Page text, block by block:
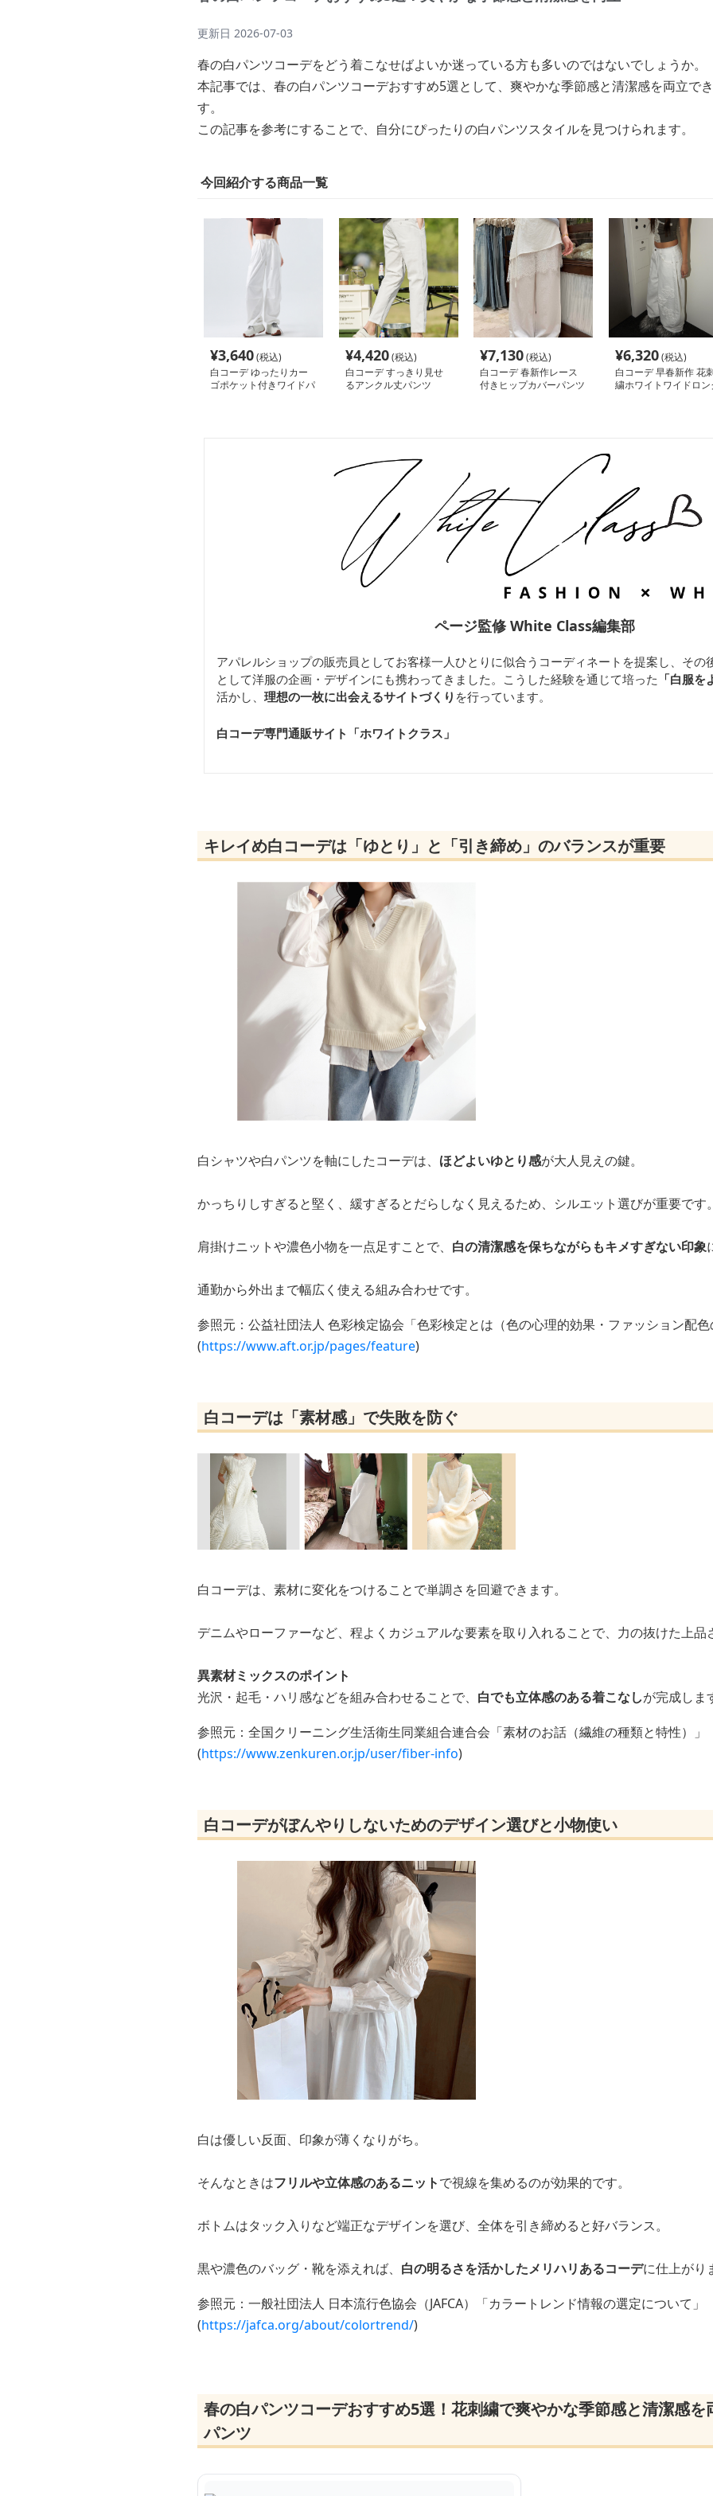
更新日 2026-07-03
春の白パンツコーデをどう着こなせばよいか迷っている方も多いのではないでしょうか。
本記事では、春の白パンツコーデおすすめ5選として、爽やかな季節感と清潔感を両立で
す。
この記事を参考にすることで、自分にぴったりの白パンツスタイルを見つけられます。
今回紹介する商品一覧
¥3,640(税込)
白コーデ ゆったりカー
ゴポケット付きワイドパ
¥4,420(税込)
白コーデ すっきり見せ
るアンクル丈パンツ
¥7,130(税込)
白コーデ 春新作レース
付きヒップカバーパンツ
¥6,320(税込)
白コーデ 早春新作 花
繍ホワイトワイドロン
ページ監修 White Class編集部
アパレルショップの販売員としてお客様一人ひとりに似合うコーディネートを提案し、その
として洋服の企画・デザインにも携わってきました。こうした経験を通じて培った 「白服を
活かし、 理想の一枚に出会えるサイトづくり を行っています。
白コーデ専門通販サイト「ホワイトクラス 」
キレイめ白コーデは「ゆとり」と「引き締め」のバランスが重要
白シャツや白パンツを軸にしたコーデは、 ほどよいゆとり感が大人見えの鍵。
かっちりしすぎると堅く、緩すぎるとだらしなく見えるため、シルエット選びが重要です。
肩掛けニットや濃色小物を一点足すことで、 白の清潔感を保ちながらもキメすぎない印象
通勤から外出まで幅広く使える組み合わせです。
参照元：公益社団法人 色彩検定協会「色彩検定とは（色の心理的効果・ファッション配色
(https://www.aft.or.jp/pages/feature)
白コーデは「素材感」で失敗を防ぐ
白コーデは、素材に変化をつけることで単調さを回避できます。
デニムやローファーなど、程よくカジュアルな要素を取り入れることで、力の抜けた上品
異素材ミックスのポイント
光沢・起毛・ハリ感などを組み合わせることで、 白でも立体感のある着こなしが完成しま
参照元：全国クリーニング生活衛生同業組合連合会「素材のお話（繊維の種類と特性）」
(https://www.zenkuren.or.jp/user/fiber-info)
白コーデがぼんやりしないためのデザイン選びと小物使い
白は優しい反面、印象が薄くなりがち。
そんなときはフリルや立体感のあるニットで視線を集めるのが効果的です。
ボトムはタック入りなど端正なデザインを選び、全体を引き締めると好バランス。
黒や濃色のバッグ・靴を添えれば、 白の明るさを活かしたメリハリあるコーデに仕上がり
参照元：一般社団法人 日本流行色協会（JAFCA）「カラートレンド情報の選定について」
(https://jafca.org/about/colortrend/)
春の白パンツコーデおすすめ5選！花刺繍で爽やかな季節感と清潔感
パンツ